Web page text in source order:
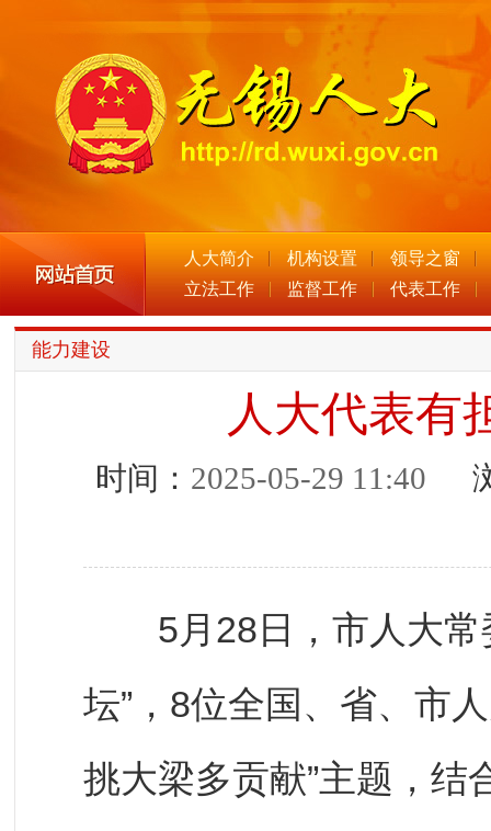
人大简介 机构设置
领导之窗
立法工作
监督工作 代表工作
能力建设
人大代表有
时间： 2025-05-29 11:40 浏
5月28日，市人大常
坛”，8位全国、省、市
挑大梁多贡献”主题，结